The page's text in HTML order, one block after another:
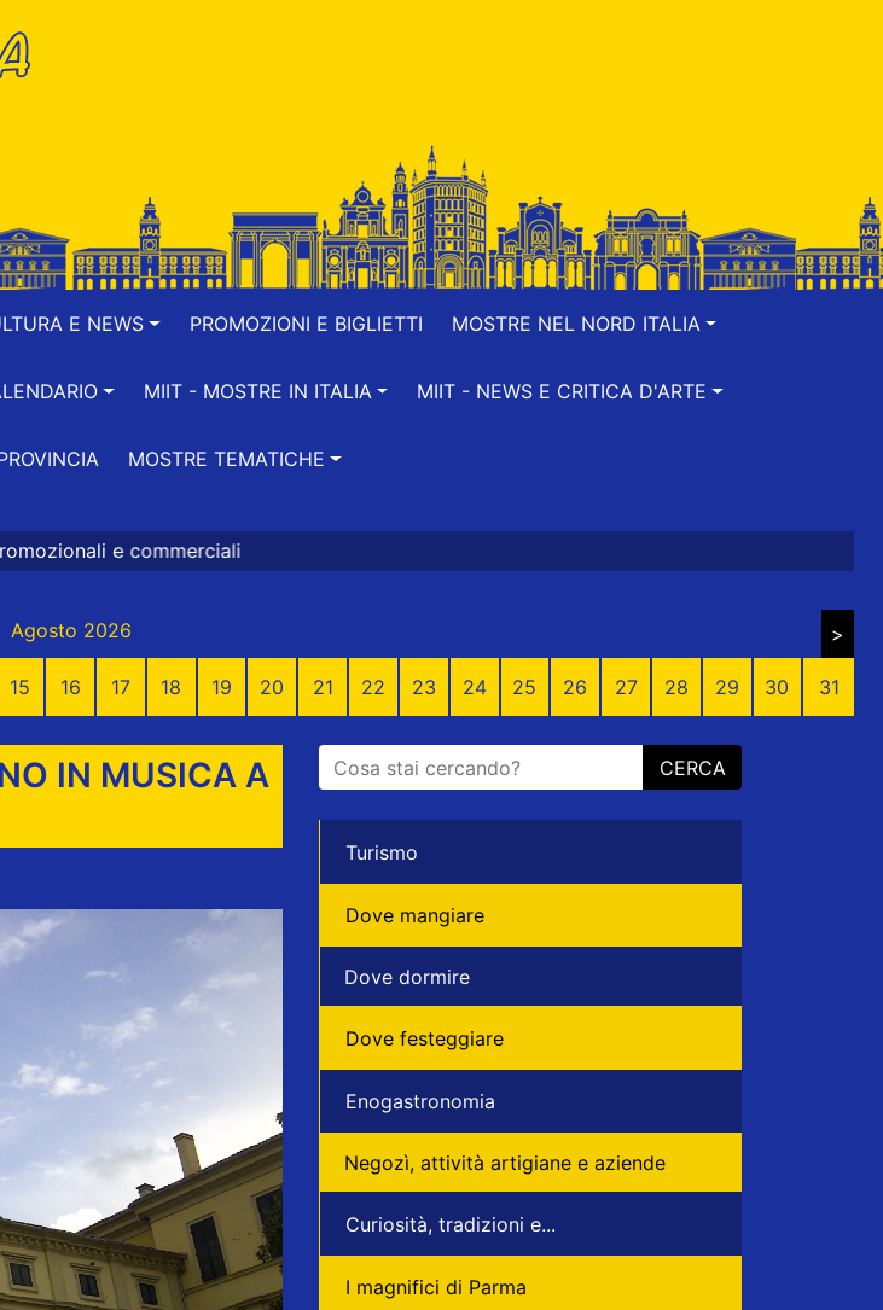
E NEWS PROMOZIONI E BIGLIETTI MOSTRE NEL NORD ITALIA
MIIT - MOSTRE IN ITALIA MIIT - NEWS E CRITICA D'ARTE
MOSTRE TEMATICHE
Agosto 2026 >
15 16 17 18 19 20 21 22 23 24 25 26 27 28 29 30 31
IN MUSICA A
CERCA
Turismo
Dove mangiare
Dove dormire
Dove festeggiare
Enogastronomia
Negozì, attività artigiane e aziende
Curiosità, tradizioni e...
I magnifici di Parma